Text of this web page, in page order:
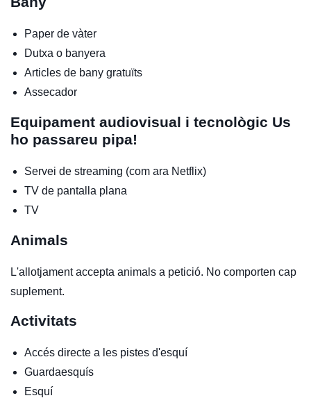
Paper de vàter
Dutxa o banyera
Articles de bany gratuïts
Assecador
Equipament audiovisual i tecnològic Us
ho passareu pipa!
Servei de streaming (com ara Netflix)
TV de pantalla plana
TV
Animals
L'allotjament accepta animals a petició. No comporten cap
suplement.
Activitats
Accés directe a les pistes d'esquí
Guardaesquís
Esquí